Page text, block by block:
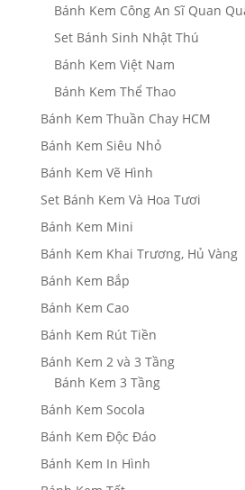
Bánh Kem Công An Sĩ Quan
Set Bánh Sinh Nhật Thú
Bánh Kem Việt Nam
Bánh Kem Thể Thao
Bánh Kem Thuần Chay HCM
Bánh Kem Siêu Nhỏ
Bánh Kem Vẽ Hình
Set Bánh Kem Và Hoa Tươi
Bánh Kem Mini
Bánh Kem Khai Trương, Hủ Vàng
Bánh Kem Bắp
Bánh Kem Cao
Bánh Kem Rút Tiền
Bánh Kem 2 và 3 Tầng
Bánh Kem 3 Tầng
Bánh Kem Socola
Bánh Kem Độc Đáo
Bánh Kem In Hình